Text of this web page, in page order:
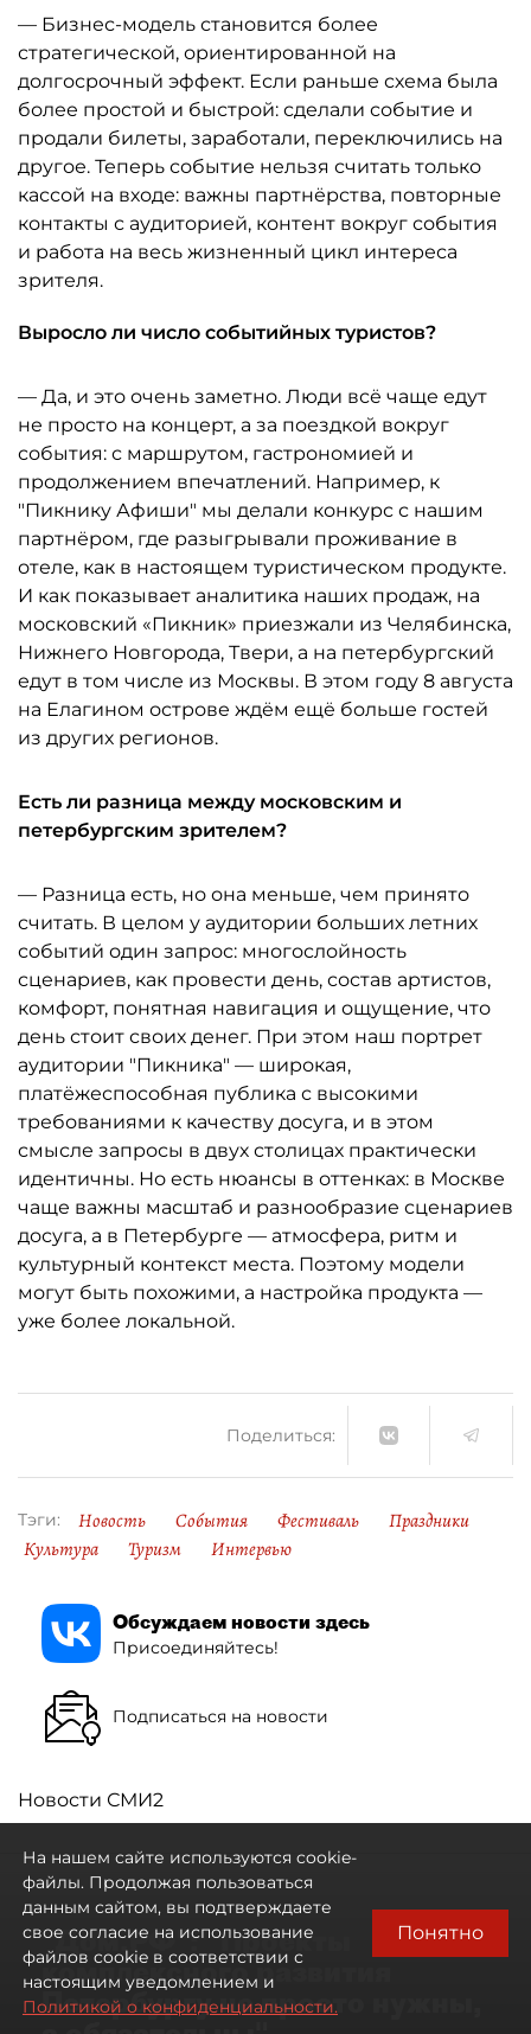
— Бизнес-модель становится более
стратегической, ориентированной на
долгосрочный эффект. Если раньше схема была
более простой и быстрой: сделали событие и
продали билеты, заработали, переключились на
другое. Теперь событие нельзя считать только
кассой на входе: важны партнёрства, повторные
контакты с аудиторией, контент вокруг события
и работа на весь жизненный цикл интереса
зрителя.
Выросло ли число событийных туристов?
— Да, и это очень заметно. Люди всё чаще едут
не просто на концерт, а за поездкой вокруг
события: с маршрутом, гастрономией и
продолжением впечатлений. Например, к
"Пикнику Афиши" мы делали конкурс с нашим
партнёром, где разыгрывали проживание в
отеле, как в настоящем туристическом продукте.
И как показывает аналитика наших продаж, на
московский «Пикник» приезжали из Челябинска,
Нижнего Новгорода, Твери, а на петербургский
едут в том числе из Москвы. В этом году 8 августа
на Елагином острове ждём ещё больше гостей
из других регионов.
Есть ли разница между московским и
петербургским зрителем?
— Разница есть, но она меньше, чем принято
считать. В целом у аудитории больших летних
событий один запрос: многослойность
сценариев, как провести день, состав артистов,
комфорт, понятная навигация и ощущение, что
день стоит своих денег. При этом наш портрет
аудитории "Пикника" — широкая,
платёжеспособная публика с высокими
требованиями к качеству досуга, и в этом
смысле запросы в двух столицах практически
идентичны. Но есть нюансы в оттенках: в Москве
чаще важны масштаб и разнообразие сценариев
досуга, а в Петербурге — атмосфера, ритм и
культурный контекст места. Поэтому модели
могут быть похожими, а настройка продукта —
уже более локальной.
Поделиться:
Тэги: Новость События Фестиваль
Праздники
Культура
Туризм Интервью
Обсуждаем новости здесь
Присоединяйтесь!
Подписаться на новости
Новости СМИ2
"Дом.РФ": "Проекты
комплексного развития
Петербургу не просто нужны,
На нашем сайте используются cookie-
файлы. Продолжая пользоваться
данным сайтом, вы подтверждаете
свое согласие на использование
файлов cookie в соответствии с
настоящим уведомлением и
Политикой о конфиденциальности.
Понятно